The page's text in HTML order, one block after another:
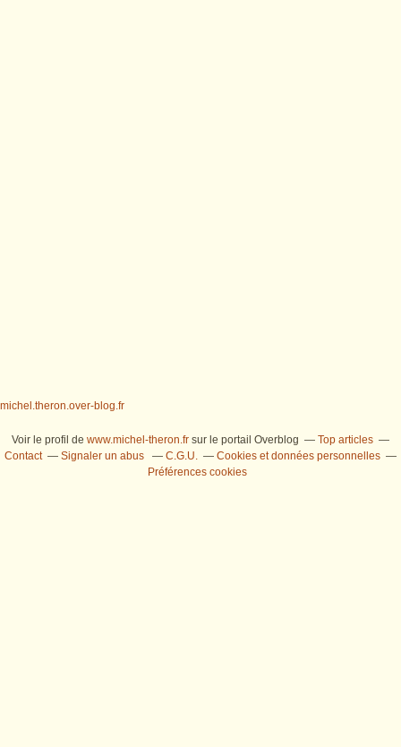
michel.theron.over-blog.fr
Voir le profil de www.michel-theron.fr sur le portail Overblog
Top articles
Contact
Signaler un abus C.G.U.
Cookies et données personnelles
Préférences cookies